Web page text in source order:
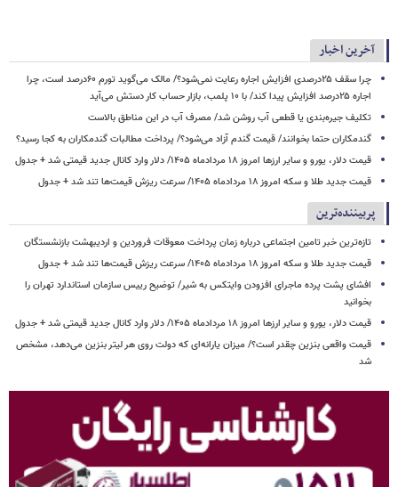
آخرین اخبار
چرا سقف ۲۵درصدی افزایش اجاره رعایت نمی‌شود؟/ مالک می‌گوید تورم ۶۰درصد است، چرا
اجاره ۲۵درصد افزایش پیدا کند/ با ۱۰ پلمب، بازار حساب کار دستش می‌آید
تکلیف جیره‌بندی یا قطعی آب روشن شد/ مصرف آب در این مناطق بالاست
گندمکاران حتما بخوانند/ قیمت گندم آزاد می‌شود؟/ پرداخت مطالبات گندمکاران به کجا رسید؟
قیمت دلار، یورو و سایر ارزها امروز ۱۸ مردادماه ۱۴۰۵/ دلار وارد کانال جدید قیمتی شد + جدول
قیمت جدید طلا و سکه امروز ۱۸ مردادماه ۱۴۰۵/ سرعت ریزش قیمت‌ها تند شد + جدول
پربیننده‌ترین
تازه‌ترین خبر تامین اجتماعی درباره زمان پرداخت معوقات فروردین و اردیبهشت بازنشستگان
قیمت جدید طلا و سکه امروز ۱۸ مردادماه ۱۴۰۵/ سرعت ریزش قیمت‌ها تند شد + جدول
افشای پشت پرده ماجرای افزودن وایتکس به شیر/ توضیح رییس سازمان استاندارد تهران را
بخوانید
قیمت دلار، یورو و سایر ارزها امروز ۱۸ مردادماه ۱۴۰۵/ دلار وارد کانال جدید قیمتی شد + جدول
قیمت واقعی بنزین چقدر است؟/ میزان یارانه‌ای که دولت روی هر لیتر بنزین می‌دهد، مشخص
شد